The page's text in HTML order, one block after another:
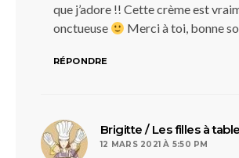
que j’adore !! Cette crème est
onctueuse
Merci à toi, bonne
RÉPONDRE
Brigitte / Les filles à table
12 MARS 2021 À 5:50 PM